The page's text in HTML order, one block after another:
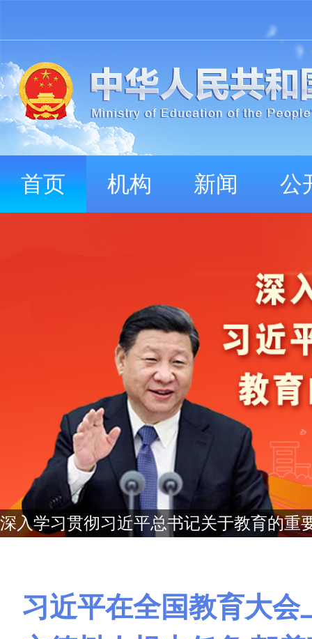
首页 机构 新闻 公
深入学习贯彻习近平总书记关于教育的重
习近平在全国教育大会